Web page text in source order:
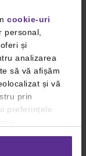
cookie-uri
personal,
și
analizarea
să vă afișăm
și vă
prin
preferințele
către